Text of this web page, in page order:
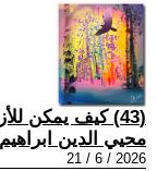
(43) كيف يمكن للأزواج النجاة من الخيانة العاطفية؟
محيي الدين ابراهيم
2026 / 6 / 21